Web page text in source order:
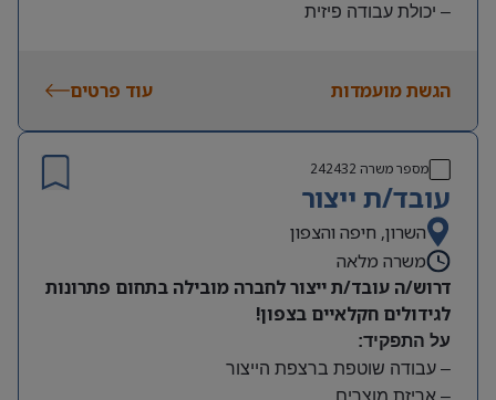
– יכולת עבודה פיזית
משמרות:
שעות נוספות לפי צורך
תנאים:
סיבוס
קרן השתלמות
הגשת מועמדות עוד פרטים
מספר משרה 242432
עובד/ת ייצור
השרון, חיפה והצפון
משרה מלאה
דרוש/ה עובד/ת ייצור לחברה מובילה בתחום פתרונות
לגידולים חקלאיים בצפון!
על התפקיד:
– עבודה שוטפת ברצפת הייצור